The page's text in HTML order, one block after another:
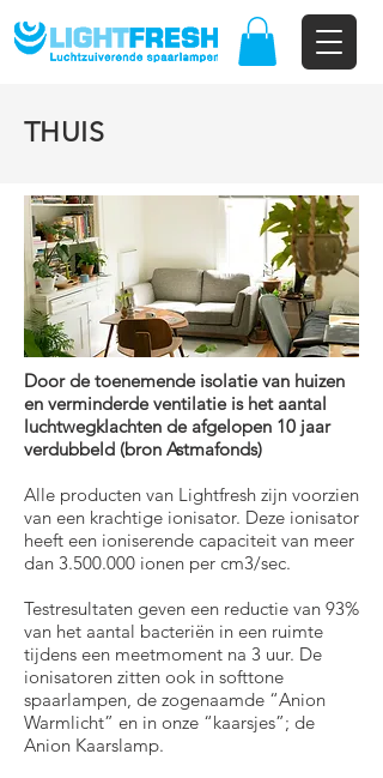
THUIS
Door de toenemende isolatie van huizen
en verminderde ventilatie is het aantal
luchtwegklachten de afgelopen 10 jaar
verdubbeld (bron Astmafonds)
Alle producten van Lightfresh zijn voorzien
van een krachtige ionisator. Deze ionisator
heeft een ioniserende capaciteit van meer
dan 3.500.000 ionen per cm3/sec.
Testresultaten geven een reductie van 93%
van het aantal bacteriën in een ruimte
tijdens een meetmoment na 3 uur. De
ionisatoren zitten ook in softtone
spaarlampen, de zogenaamde “Anion
Warmlicht” en in onze “kaarsjes”; de
Anion Kaarslamp.